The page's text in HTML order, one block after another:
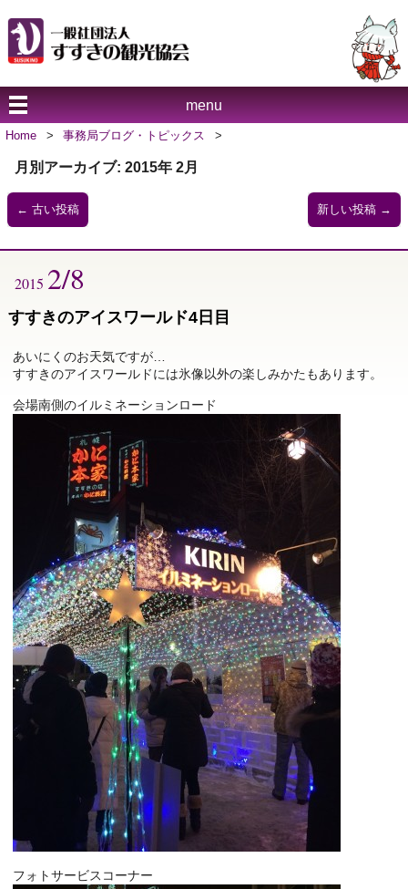
menu
Home > 事務局ブログ・トピックス >
月別アーカイブ: 2015年 2月
← 古い投稿 新しい投稿 →
2015 2/8
すすきのアイスワールド4日目
あいにくのお天気ですが…
すすきのアイスワールドには氷像以外の楽しみかたもあります。
会場南側のイルミネーションロード
フォトサービスコーナー